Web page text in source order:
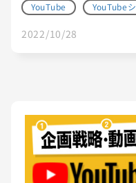
YouTube YouTube
2022/10/28